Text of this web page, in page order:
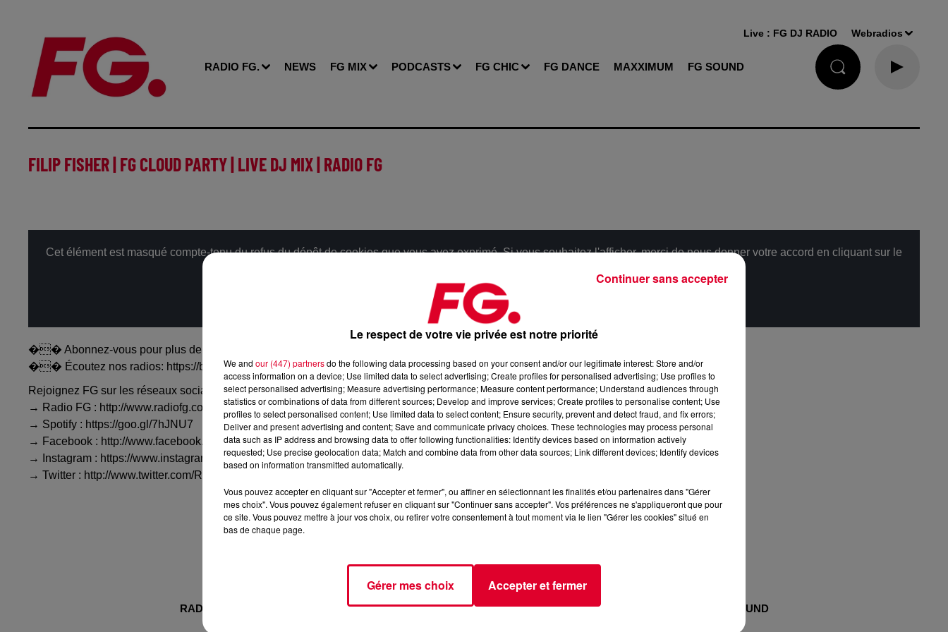
RADIO FG. NEWS FG MIX PODCASTS FG CHIC FG DANCE MAXXIMUM FG SOUND
Live : FG DJ RADIO Webradios
FILIP FISHER | FG CLOUD PARTY | LIVE DJ MIX | RADIO FG
Cet élément est masqué compte-tenu du refus du dépôt de cookies que vous avez exprimé. Si vous souhaitez l'afficher, merci de nous donner votre accord en cliquant sur le
Afficher l'élément
�� Abonnez-vous pour plus de musique: http://bit.ly/2AnxnWV
�� Écoutez nos radios: https://bit.ly/2JmAB1J
Rejoignez FG sur les réseaux sociaux :
→ Radio FG : http://www.radiofg.com
→ Spotify : https://goo.gl/7hJNU7
→ Facebook : http://www.facebook.com/radiofg
→ Instagram : https://www.instagram.com/radiofgoffi...
→ Twitter : http://www.twitter.com/RadioFGOfficiel
RADIO FG. FG MIX PODCASTS FG CHIC FG DANCE FG SOUND
Le respect de votre vie privée est notre priorité
We and our (447) partnersdo the following data processing based on your consent and/or our legitimate interest: Store and/or
access information on a device; Use limited data to select advertising; Create profiles for personalised advertising; Use profiles to
select personalised advertising; Measure advertising performance; Measure content performance; Understand audiences through
statistics or combinations of data from different sources; Develop and improve services; Create profiles to personalise content; Use
profiles to select personalised content; Use limited data to select content; Ensure security, prevent and detect fraud, and fix errors;
Deliver and present advertising and content; Save and communicate privacy choices. These technologies may process personal
data such as IP address and browsing data to offer following functionalities: Identify devices based on information actively
requested; Use precise geolocation data; Match and combine data from other data sources; Link different devices; Identify devices
based on information transmitted automatically.
Vous pouvez accepter en cliquant sur "Accepter et fermer", ou affiner en sélectionnant les finalités et/ou partenaires dans "Gérer
mes choix". Vous pouvez également refuser en cliquant sur "Continuer sans accepter". Vos préférences ne s'appliqueront que pour
ce site. Vous pouvez mettre à jour vos choix, ou retirer votre consentement à tout moment via le lien "Gérer les cookies" situé en
bas de chaque page.
Gérer mes choix Accepter et fermer
Continuer sans accepter